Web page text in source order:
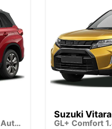
GL+ Comfort 1.4 MHEV AT Android Auto*Navi*SHZ*ACC*Kamera*Klimauto*LED*PrivacyGlas
Suzuki Vitara